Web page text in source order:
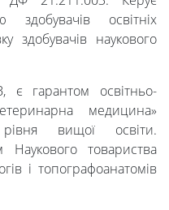
здобувачів освітніх
здобувачів наукового
гарантом освітньо-
медицина»
рівня вищої освіти.
товариства
і топографоанатомів